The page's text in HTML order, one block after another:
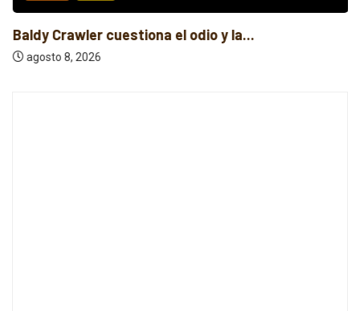
Baldy Crawler cuestiona el odio y la...
agosto 8, 2026